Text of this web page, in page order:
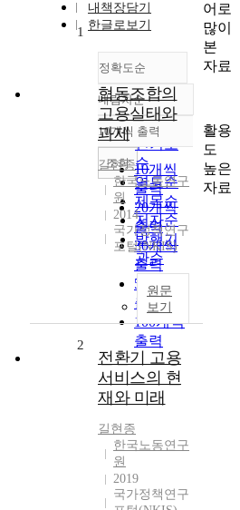
내책장담기
한글로보기
정확도순
정확도
순
인기도
순
연도순
제목순
저자순
발행기
관순
내림차순
내림차순
10개씩 출력
10개씩
출력
20개씩
출력
30개씩
출력
50개씩
출력
100개씩
출력
조회
1
협동조합의
고용실태와
과제
길현종
한국노동연구
원
2014
국가정책연구
포털(NKIS)
원문
보기
2
전환기 고용
서비스의 현
재와 미래
길현종
한국노동연구
원
2019
국가정책연구
어로
많이
본
자료
활용
도
높은
자료